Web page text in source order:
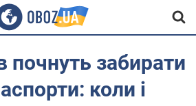
почнуть забирати
коли і